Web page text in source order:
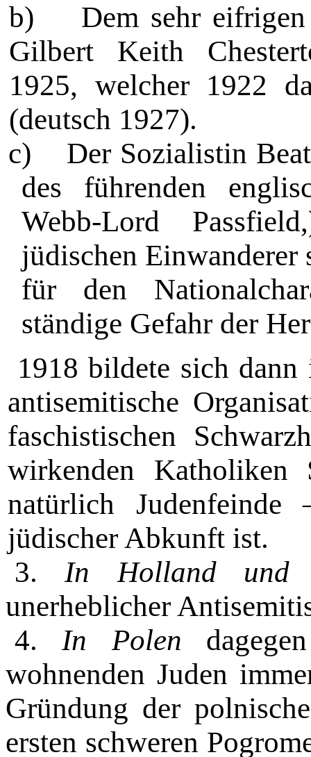
b)
Dem sehr
Gilbert Keith
1925, welcher 1922
(deutsch 1927).
c)
Der Sozialistin
des füh­renden
Webb-Lord
jüdischen Einwanderer
für den
ständige Ge­fahr der
1918 bildete sich
antise­mitische
faschistischen
wirkenden
natürlich
jüdischer Abkunft ist.
3. In Holland und
unerheblicher
4. In Polen
wohnenden Ju­den
Gründung der
ersten schweren